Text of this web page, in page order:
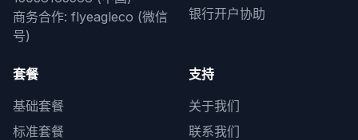
商务合作: flyeagleco (微信
号)
银行开户协助
套餐
基础套餐
标准套餐
支持
关于我们
联系我们